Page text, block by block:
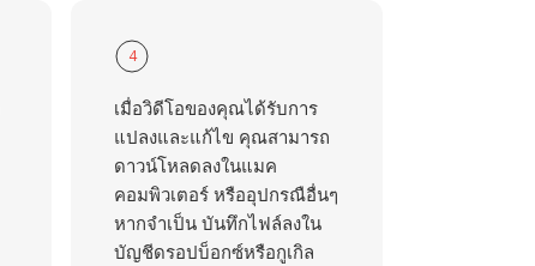
4
เมื่อวิดีโอของคุณได้รับการ
แปลงและแก้ไข คุณสามารถ
ดาวน์โหลดลงในแมค
คอมพิวเตอร์ หรืออุปกรณือื่นๆ
หากจำเป็น บันทึกไฟล์ลงใน
บัญชีดรอปบ็อกซ์หรือกูเกิล